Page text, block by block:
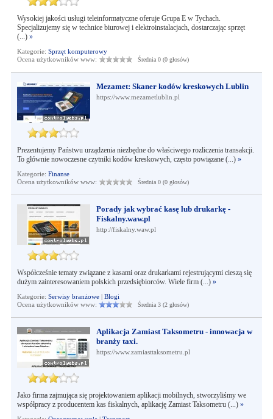
Wysokiej jakości usługi teleinformatyczne oferuje Grupa E w Tychach.
Specjalizujemy się w technice biurowej i elektroinstalacjach, dostarczając sprzęt
(...) »
Kategorie: Sprzęt komputerowy
Ocena użytkowników www:
Średnia 0 (0 głosów)
Mezamet: Skaner kodów kreskowych Lublin
https://www.mezametlublin.pl
Prezentujemy Państwu urządzenia niezbędne do właściwego rozliczenia transakcji.
To głównie nowoczesne czytniki kodów kreskowych, często powiązane (...) »
Kategorie: Finanse
Ocena użytkowników www:
Średnia 0 (0 głosów)
Porady jak wybrać kasę lub drukarkę -
Fiskalny.waw.pl
http://fiskalny.waw.pl
Współcześnie tematy związane z kasami oraz drukarkami rejestrującymi cieszą się
dużym zainteresowaniem polskich przedsiębiorców. Wiele firm (...) »
Kategorie: Serwisy branżowe| Blogi
Ocena użytkowników www:
Średnia 3 (2 głosów)
Aplikacja Zamiast Taksometru - innowacja w
branży taxi.
https://www.zamiasttaksometru.pl
Jako firma zajmująca się projektowaniem aplikacji mobilnych, stworzyliśmy we
współpracy z producentem kas fiskalnych, aplikację Zamiast Taksometru (...) »